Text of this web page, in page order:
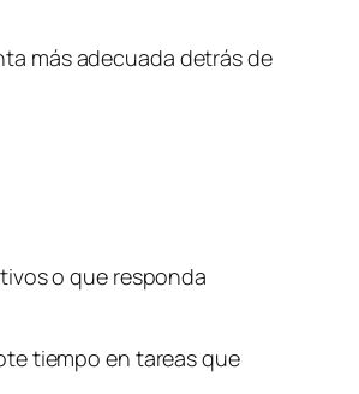
más adecuada detrás de
o que responda
tiempo en tareas que